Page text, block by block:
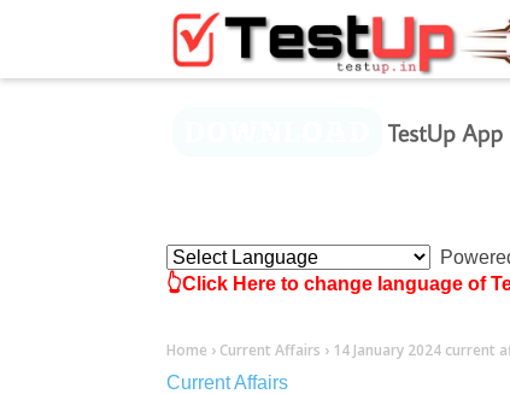
👆Click Here to change language of
Home › Current Affairs › 14 January 2024 current
Current Affairs